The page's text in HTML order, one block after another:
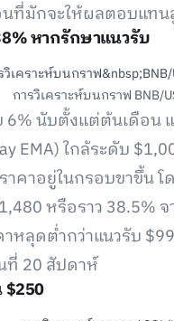
นที่มักจะให้ผลตอบแท
หากรักษาแนวรับ
การวิเคราะห์บนกราฟ BNB/
6% นับตั้งแต่ต้นเดือน
EMA) ใกล้ระดับ
าคาอยู่ในกรอบขาขึ้น
หรือราว 38.5%
หลุดต่ำกว่าแนวรับ
ที่ 20 สัปดาห์
$250